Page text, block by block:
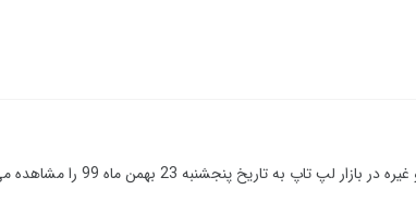
پنجشنبه 23 بهمن ماه 99 را مشاهده می کنید.